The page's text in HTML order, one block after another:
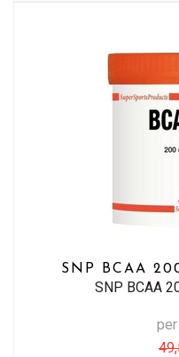
SNP BCAA
SNP BCAA